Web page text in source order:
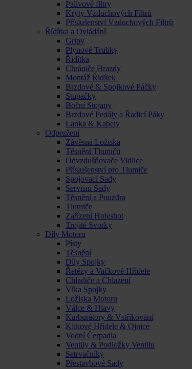
Palivové filtry
Kryty Vzduchových Filtrů
Příslušenství Vzduchových Filtrů
Řídítka a Ovládání
Gripy
Plynové Trubky
Řidítka
Chrániče Hrazdy
Montáž Řidítek
Brzdové & Spojkové Páčky
Stupačky
Boční Stojany
Brzdové Pedály a Řadicí Páky
Lanka & Kabely
Odpružení
Závěsná Ložiska
Těsnění Tlumičů
Odvzdušňovače Vidlice
Příslušenství pro Tlumiče
Spojovací Sady
Servisní Sady
Těsnění a Pouzdra
Tlumiče
Zařízení Holeshot
Trojité Svorky
Díly Motoru
Písty
Těsnění
Díly Spojky
Řetězy a Vačkové Hřídele
Chladiče a Chlazení
Víka Spojky
Ložiska Motoru
Válce & Hlavy
Karburátory & Vstřikování
Klikové Hřídele & Ojnice
Vodní Čerpadla
Ventily & Podložky Ventilu
Setrvačníky
Přestavbové Sady